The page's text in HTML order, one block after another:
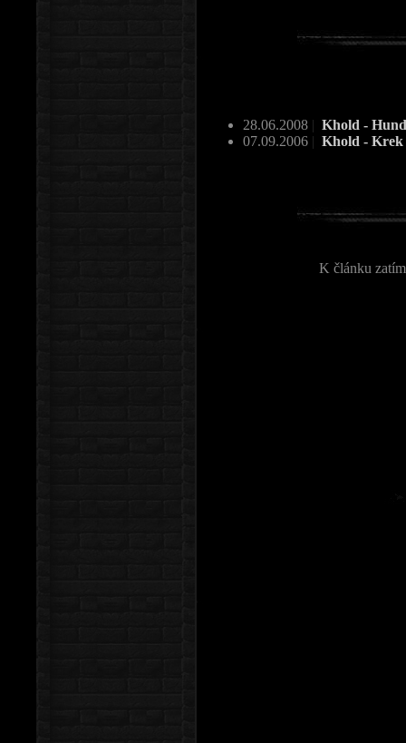
28.06.2008 | Khold -
07.09.2006 | Khold - Krek
K článku